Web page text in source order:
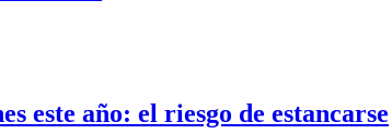
este año: el riesgo de estancarse